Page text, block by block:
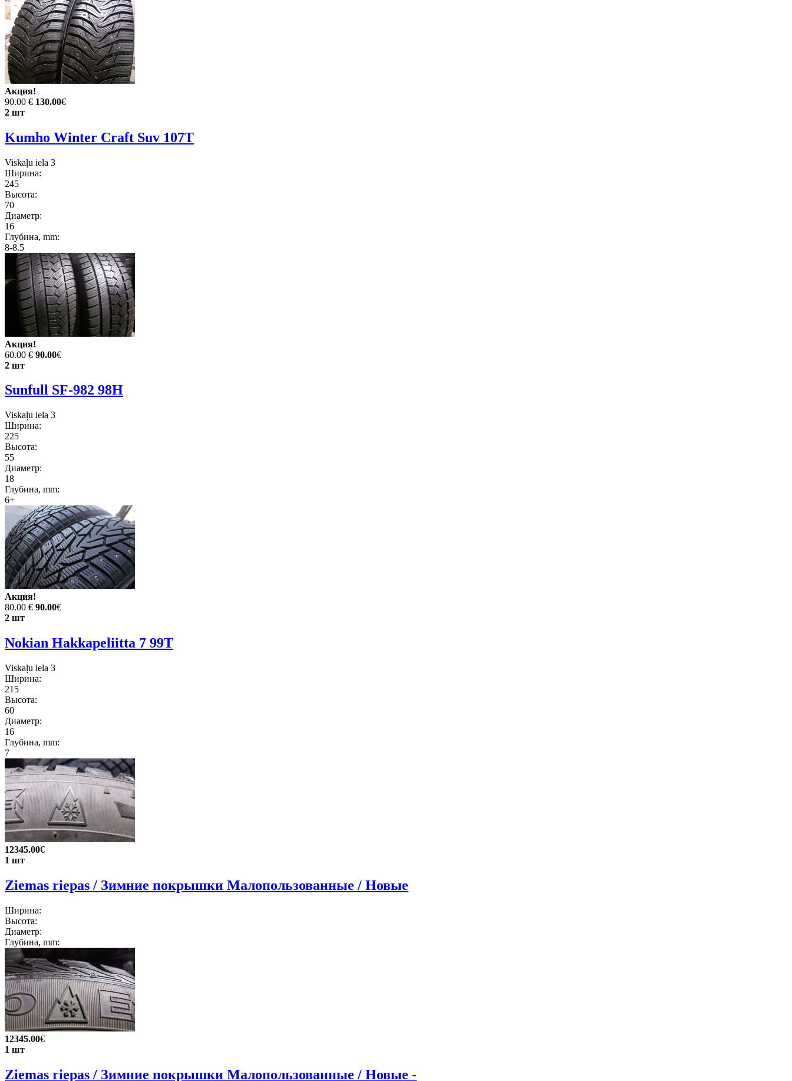
Акция!
90.00 € 130.00€
2 шт
Kumho Winter Craft Suv 107T
Viskaļu iela 3
Ширина:
245
Высота:
70
Диаметр:
16
Глубина, mm:
8-8.5
Акция!
60.00 € 90.00€
2 шт
Sunfull SF-982 98H
Viskaļu iela 3
Ширина:
225
Высота:
55
Диаметр:
18
Глубина, mm:
6+
Акция!
80.00 € 90.00€
2 шт
Nokian Hakkapeliitta 7 99T
Viskaļu iela 3
Ширина:
215
Высота:
60
Диаметр:
16
Глубина, mm:
7
12345.00€
1 шт
Ziemas riepas / Зимние покрышки Малопользованные / Новые
Ширина:
Высота:
Диаметр:
Глубина, mm:
12345.00€
1 шт
Ziemas riepas / Зимние покрышки Малопользованные / Новые -